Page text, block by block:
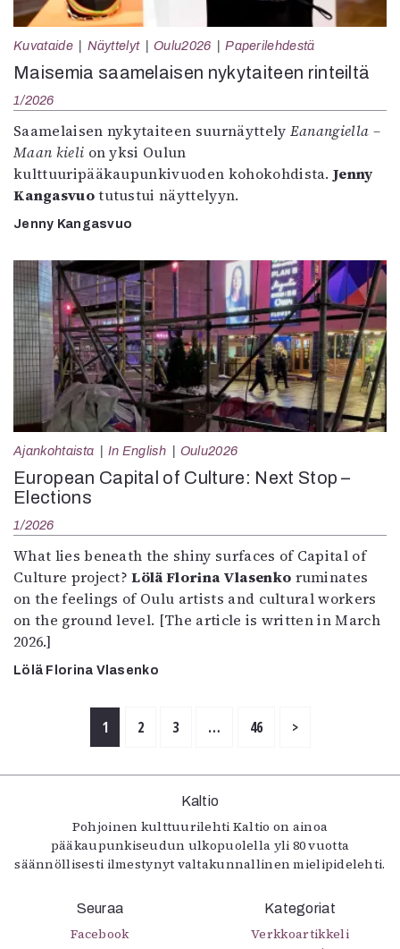
Kuvataide Näyttelyt Oulu2026 Paperilehdestä
Maisemia saamelaisen nykytaiteen rinteiltä
1/2026
Saamelaisen nykytaiteen suurnäyttely Eanangiella –
Maan kieli on yksi Oulun
kulttuuripääkaupunkivuoden kohokohdista.Jenny
Kangasvuotutustui näyttelyyn.
Jenny Kangasvuo
Ajankohtaista In English Oulu2026
European Capital of Culture: Next Stop –
Elections
1/2026
What lies beneath the shiny surfaces of Capital of
Culture project?Lölä Florina Vlasenko ruminates
on the feelings of Oulu artists and cultural workers
on the ground level. [The article is written in March
2026.]
Lölä Florina Vlasenko
1 2 3 … 46 >
Kaltio
Pohjoinen kulttuurilehti Kaltio on ainoa
pääkaupunkiseudun ulkopuolella yli 80 vuotta
säännöllisesti ilmestynyt valtakunnallinen mielipidelehti.
Seuraa
Facebook
Kategoriat
Verkkoartikkeli